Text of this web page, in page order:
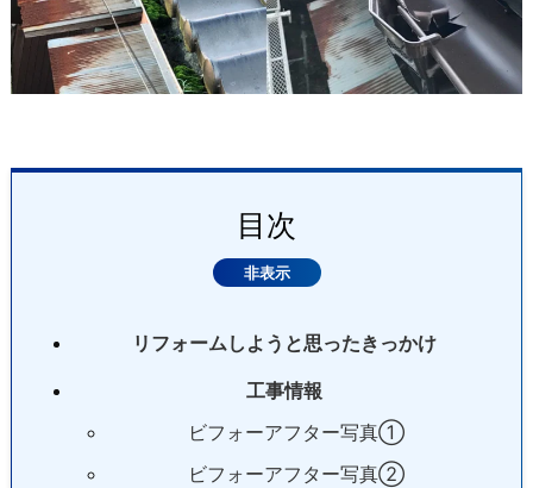
目次
リフォームしようと思ったきっかけ
工事情報
ビフォーアフター写真①
ビフォーアフター写真②